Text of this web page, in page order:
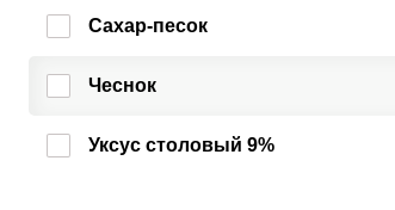
Сахар-песок
Чеснок
Уксус столовый 9%